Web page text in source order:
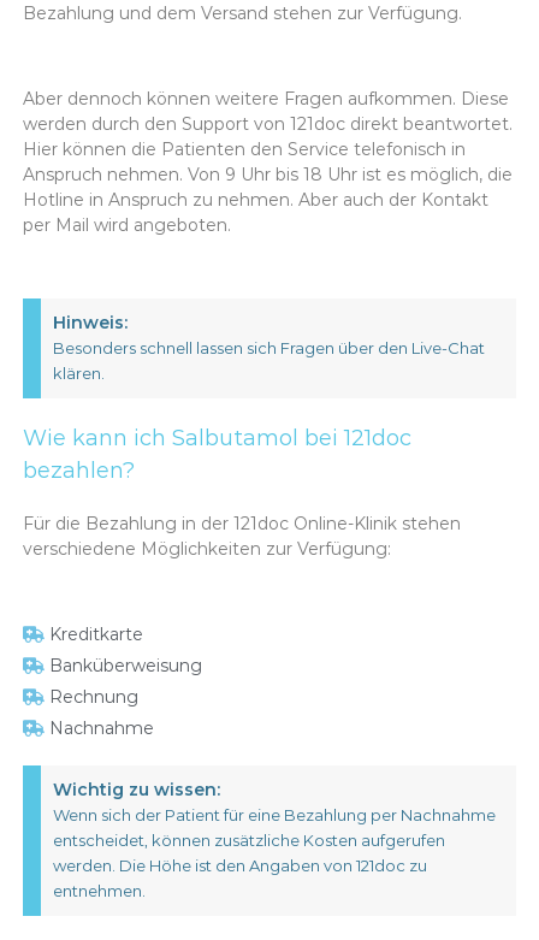
Bezahlung und dem Versand stehen zur Verfügung.
Aber dennoch können weitere Fragen aufkommen. Diese
werden durch den Support von 121doc direkt beantwortet.
Hier können die Patienten den Service telefonisch in
Anspruch nehmen. Von 9 Uhr bis 18 Uhr ist es möglich, die
Hotline in Anspruch zu nehmen. Aber auch der Kontakt
per Mail wird angeboten.
Hinweis:
Besonders schnell lassen sich Fragen über den Live-Chat
klären.
Wie kann ich Salbutamol bei 121doc
bezahlen?
Für die Bezahlung in der 121doc Online-Klinik stehen
verschiedene Möglichkeiten zur Verfügung:
Kreditkarte
Banküberweisung
Rechnung
Nachnahme
Wichtig zu wissen:
Wenn sich der Patient für eine Bezahlung per Nachnahme
entscheidet, können zusätzliche Kosten aufgerufen
werden. Die Höhe ist den Angaben von 121doc zu
entnehmen.